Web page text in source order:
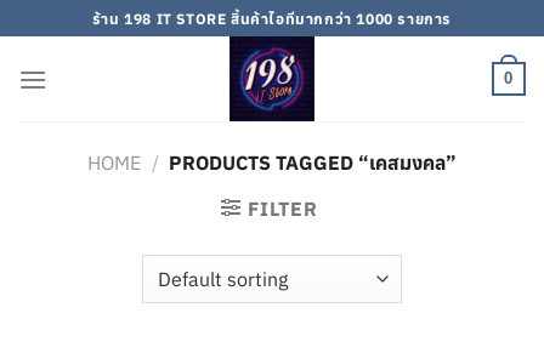
to
content
ร้าน 198 IT STORE สิ้นค้าไอทีมากกว่า 1000 รายการ
0
HOME / PRODUCTS TAGGED “เคสมงคล”
FILTER